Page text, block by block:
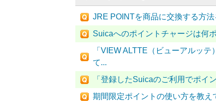
JRE POINTを商品に交換する方
Suicaへのポイントチャージは何
「VIEW ALTTE（ビューアルッ
て...
「登録したSuicaのご利用でポイ
期間限定ポイントの使い方を教え